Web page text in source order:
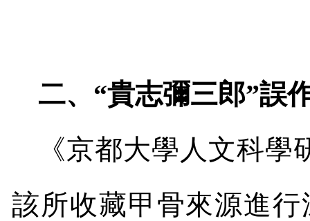
二、“貴志彌三郎”誤
《京都大學人文科
該所收藏甲骨來源進